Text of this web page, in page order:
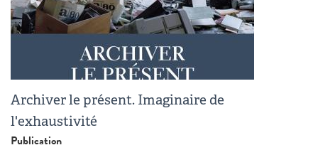
Archiver le présent. Imaginaire de
l'exhaustivité
Publication